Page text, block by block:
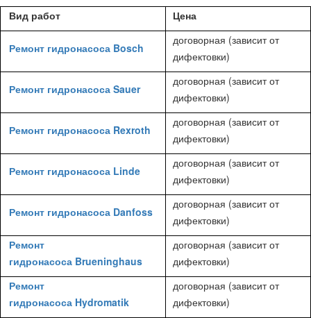
Вид работ Цена
Ремонт гидронасоса Bosch
договорная (зависит от
дифектовки)
Ремонт гидронасоса Sauer
договорная (зависит от
дифектовки)
Ремонт гидронасоса Rexroth
договорная (зависит от
дифектовки)
Ремонт гидронасоса Linde
договорная (зависит от
дифектовки)
Ремонт гидронасоса Danfoss
договорная (зависит от
дифектовки)
Ремонт
гидронасоса Brueninghaus
договорная (зависит от
дифектовки)
Ремонт
гидронасоса Hydromatik
договорная (зависит от
дифектовки)